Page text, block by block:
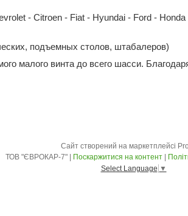
- Citroen - Fiat - Hyundai - Ford -
подъемных столов, штабалеров)
малого винта до всего шасси.
Сайт створений на маркетплейсі
Поскаржитися на контент
Select Language ▼